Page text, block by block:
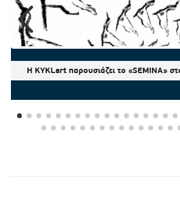
Η KYKLart παρουσιάζει το «SEMINA»